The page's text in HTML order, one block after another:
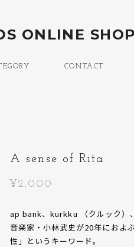
ONLINE SHOP
CONTACT
A sense of Rita
¥2,000
ap bank、kurkku （クルック
音楽家・小林武史が20年におよ
性」というキーワード。